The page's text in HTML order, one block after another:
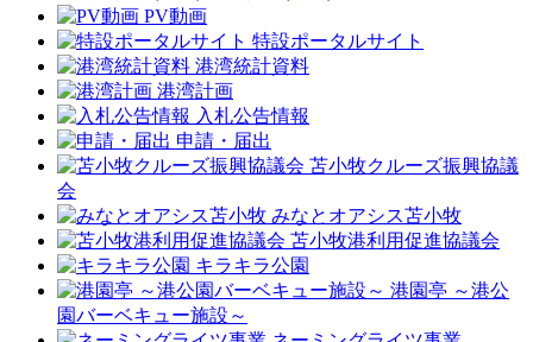
PV動画
特設ポータルサイト
港湾統計資料
港湾計画
入札公告情報
申請・届出
苫小牧クルーズ振興協議
会
みなとオアシス苫小牧
苫小牧港利用促進協議会
キラキラ公園
港園亭 ～港公
園バーベキュー施設～